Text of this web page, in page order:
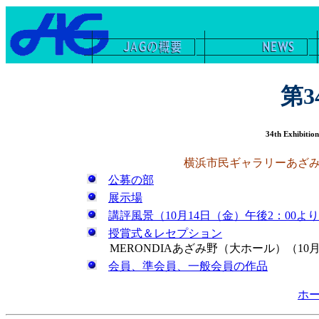
第
34th
横浜市民ギャラリーあざ
公募の部
展示場
講評風景（10月14日（金）午後2：00よ
授賞式＆レセプション
MERONDIAあざみ野（大ホール）（10月
会員、準会員、一般会員の作品
ホ